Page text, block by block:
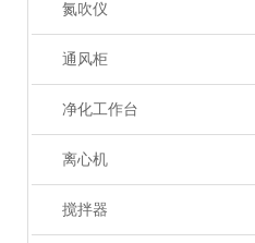
氮吹仪
通风柜
净化工作台
离心机
搅拌器